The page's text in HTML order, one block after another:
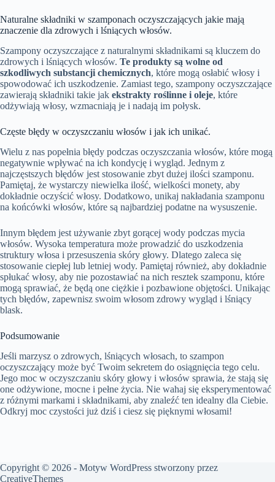
Naturalne składniki w szamponach oczyszczających jakie mają
znaczenie dla zdrowych i lśniących włosów.
Szampony oczyszczające z naturalnymi składnikami są kluczem do
zdrowych i lśniących włosów. Te produkty są wolne od
szkodliwych substancji chemicznych, które mogą osłabić włosy i
spowodować ich uszkodzenie. Zamiast tego, szampony oczyszczające
zawierają składniki takie jak ekstrakty roślinne i oleje, które
odżywiają włosy, wzmacniają je i nadają im połysk.
Częste błędy w oczyszczaniu włosów i jak ich unikać.
Wielu z nas popełnia błędy podczas oczyszczania włosów, które mogą
negatywnie wpływać na ich kondycję i wygląd. Jednym z
najczęstszych błędów jest stosowanie zbyt dużej ilości szamponu.
Pamiętaj, że wystarczy niewielka ilość, wielkości monety, aby
dokładnie oczyścić włosy. Dodatkowo, unikaj nakładania szamponu
na końcówki włosów, które są najbardziej podatne na wysuszenie.
Innym błędem jest używanie zbyt gorącej wody podczas mycia
włosów. Wysoka temperatura może prowadzić do uszkodzenia
struktury włosa i przesuszenia skóry głowy. Dlatego zaleca się
stosowanie ciepłej lub letniej wody. Pamiętaj również, aby dokładnie
spłukać włosy, aby nie pozostawiać na nich resztek szamponu, które
mogą sprawiać, że będą one ciężkie i pozbawione objętości. Unikając
tych błędów, zapewnisz swoim włosom zdrowy wygląd i lśniący
blask.
Podsumowanie
Jeśli marzysz o zdrowych, lśniących włosach, to szampon
oczyszczający może być Twoim sekretem do osiągnięcia tego celu.
Jego moc w oczyszczaniu skóry głowy i włosów sprawia, że stają się
one odżywione, mocne i pełne życia. Nie wahaj się eksperymentować
z różnymi markami i składnikami, aby znaleźć ten idealny dla Ciebie.
Odkryj moc czystości już dziś i ciesz się pięknymi włosami!
Copyright © 2026 - Motyw WordPress stworzony przez
CreativeThemes